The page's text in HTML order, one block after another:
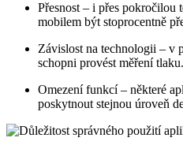
Přesnost – i přes pokročilou
mobilem být stoprocentně
Závislost na technologii – v
schopni provést měření tlaku.
Omezení funkcí – některé
poskytnout stejnou úroveň